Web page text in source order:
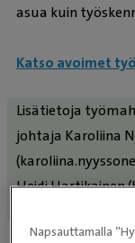
asua kuin
Katso avoimet
Lisätietoja
johtaja Karoliina
Heidi Hartikainen
Napsauttamalla